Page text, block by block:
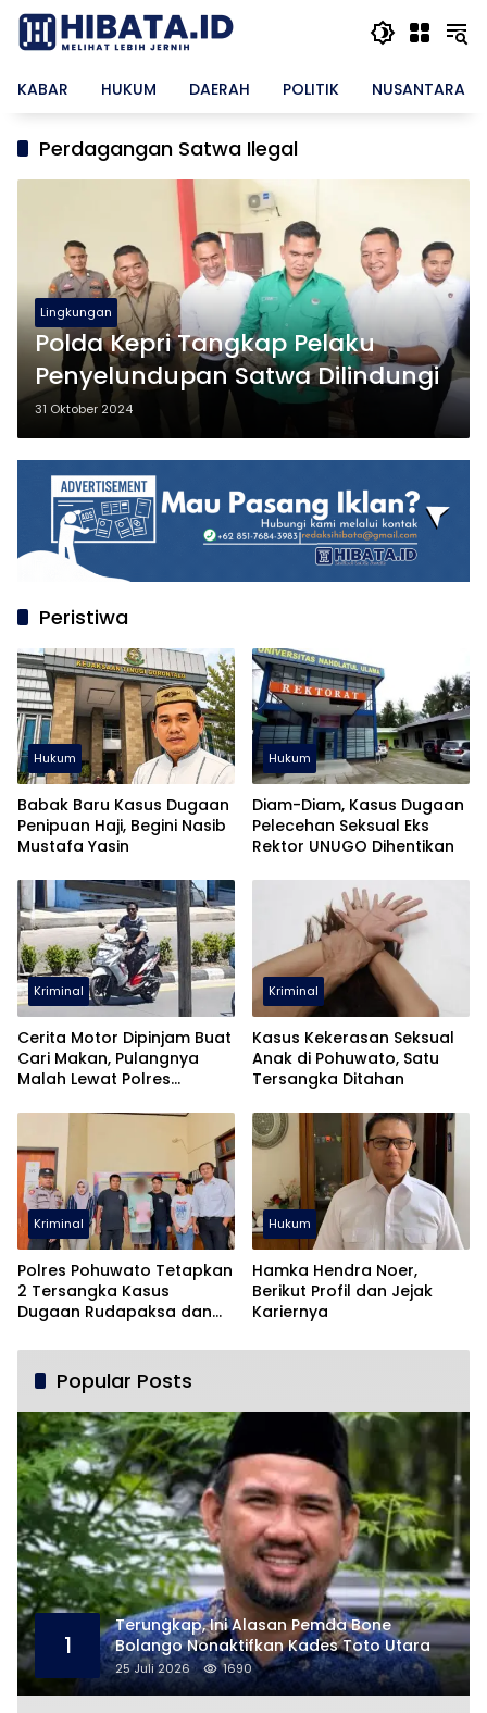
Langsung
konten
KABAR
HUKUM DAERAH POLITIK NUSANTARA
Perdagangan Satwa Ilegal
Lingkungan
Polda Kepri Tangkap Pelaku
Penyelundupan Satwa Dilindungi
31 Oktober 2024
Peristiwa
Hukum
Babak Baru Kasus Dugaan
Penipuan Haji, Begini Nasib
Mustafa Yasin
Hukum
Diam-Diam, Kasus Dugaan
Pelecehan Seksual Eks
Rektor UNUGO Dihentikan
Kriminal
Cerita Motor Dipinjam Buat
Cari Makan, Pulangnya
Malah Lewat Polres
Kriminal
Kasus Kekerasan Seksual
Anak di Pohuwato, Satu
Tersangka Ditahan
Kriminal
Polres Pohuwato Tetapkan
2 Tersangka Kasus
Dugaan Rudapaksa dan
Hukum
Hamka Hendra Noer,
Berikut Profil dan Jejak
Kariernya
Popular Posts
1
Terungkap, Ini Alasan Pemda Bone
Bolango Nonaktifkan Kades Toto Utara
25 Juli 2026 1690